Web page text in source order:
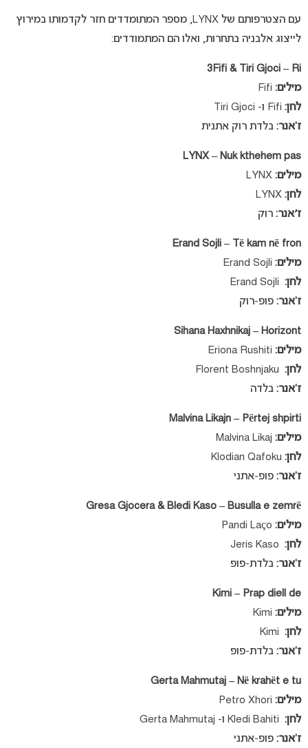
עם הצטרפותם של LYNX, מספר המתומדדים חזר לקדמותו במירוץ
לייצוג אלבניה בתחרות, ואלו הם המתמודדים:
3Fifi & Tiri Gjoci – Ri
מילים:
לחן:
ז’אנר: בלדת רוק אתנית
LYNX – Nuk kthehem pas
מילים:
לחן:
ז׳אנר: רוק
Erand Sojli – Të kam në fron
מילים:
לחן:
ז’אנר: פופ-רוק
Sihana Haxhnikaj – Horizont
מילים:
לחן:
ז’אנר: בלדה
Malvina Likajn – Përtej shpirti
מילים:
לחן:
ז’אנר: פופ-אתני
Gresa Gjocera & Bledi Kaso – Busulla e zemrë
מילים:
לחן: Jeris Kaso
ז’אנר: בלדת-פופ
Kimi – Prap diell de
מילים:
לחן:
ז’אנר: בלדת-פופ
Gerta Mahmutaj – Në krahët e tu
מילים:
לחן:
ז’אנר: פופ-אתני